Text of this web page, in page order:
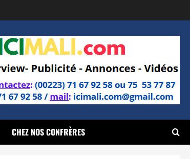
CHEZ NOS CONFRÈRES